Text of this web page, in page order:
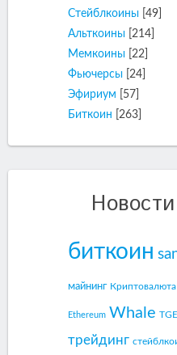
Стейблкоины [49]
Альткоины
[214]
Мемкоины
[22]
Фьючерсы
[24]
Эфириум
[57]
Биткоин
[263]
биткоин
майнинг Криптовалюта
Ethereum Whale TGE
трейдинг